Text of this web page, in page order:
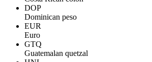
DOP
Dominican peso
EUR
Euro
GTQ
Guatemalan quetzal